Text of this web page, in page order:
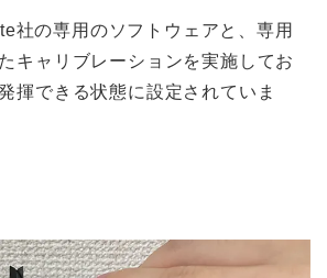
社の専用のソフトウェアと、専用
キャリブレーションを実施してお
揮できる状態に設定されていま